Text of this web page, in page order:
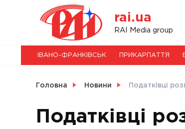
rai.ua
RAI Media group
НОВИНИ
СВІТ
ІВАНО-ФРАНКІВСЬК ПРИКАРПАТТЯ
Головна Новини Податківці
Податківці